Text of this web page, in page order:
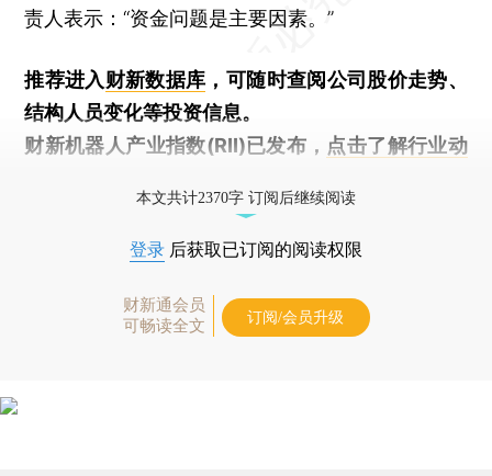
责人表示：“资金问题是主要因素。”
推荐进入财新数据库 ，可随时查阅公司股价走势、
结构人员变化等投资信息。
财新机器人产业指数(RII)已发布， 点击了解行业动
本文共计2370字 订阅后继续阅读
登录 后获取已订阅的阅读权限
财新通会员
可畅读全文
订阅/会员升级